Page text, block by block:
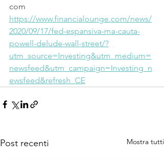
com
https://www.financialounge.com/news/
2020/09/17/fed-espansiva-ma-cauta-
powell-delude-wall-street/?
utm_source=Investing&utm_medium=
newsfeed&utm_campaign=Investing_n
ewsfeed&refresh_CE
Post recenti Mostra tutti